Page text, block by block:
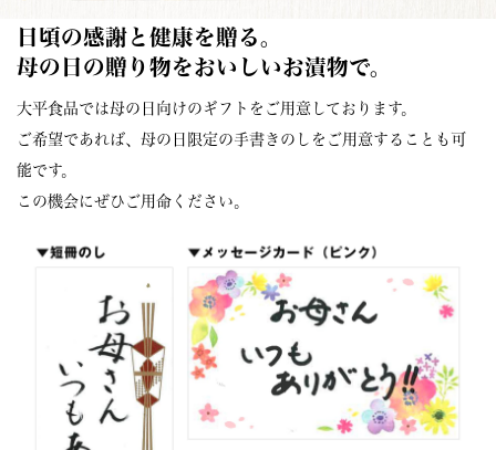
日頃の感謝と健康を贈る。
母の日の贈り物をおいしいお漬物で。
大平食品では母の日向けのギフトをご用意しております。
ご希望であれば、母の日限定の手書きのしをご用意することも可
能です。
この機会にぜひご用命ください。